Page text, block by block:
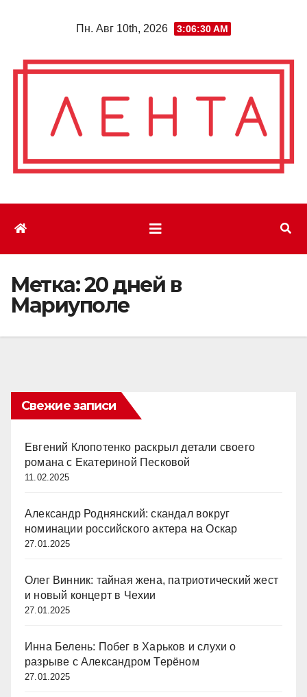
Пн. Авг 10th, 2026 3:06:31 AM
Метка:20 дней в
Мариуполе
Свежие записи
Евгений Клопотенко раскрыл детали своего
романа с Екатериной Песковой
11.02.2025
Александр Роднянский: скандал вокруг
номинации российского актера на Оскар
27.01.2025
Олег Винник: тайная жена, патриотический жест
и новый концерт в Чехии
27.01.2025
Инна Белень: Побег в Харьков и слухи о
разрыве с Александром Терёном
27.01.2025